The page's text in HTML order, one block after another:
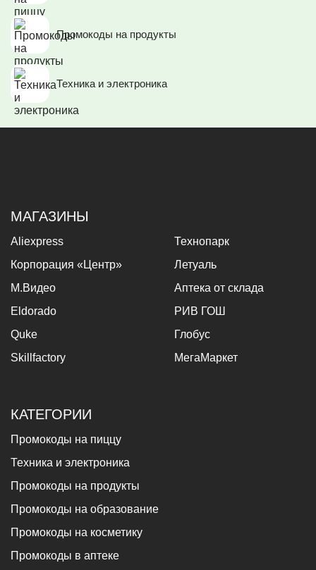
Промокоды на продукты
Техника и электроника
МАГАЗИНЫ
Aliexpress
Технопарк
Корпорация «Центр»
Летуаль
М.Видео
Аптека от склада
Eldorado
РИВ ГОШ
Quke
Глобус
Skillfactory
МегаМаркет
КАТЕГОРИИ
Промокоды на пиццу
Техника и электроника
Промокоды на продукты
Промокоды на образование
Промокоды на косметику
Промокоды в аптеке